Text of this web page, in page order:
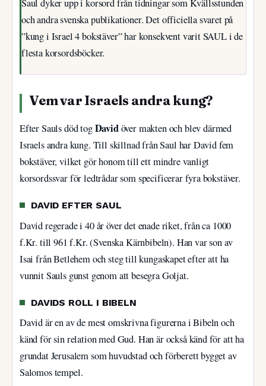
Saul dyker upp i korsord från tidningar som Kvällsstunden
och andra svenska publikationer. Det officiella svaret på
”kung i Israel 4 bokstäver” har konsekvent varit SAUL i de
flesta korsordsböcker.
Vem var Israels andra kung?
Efter Sauls död togDavidöver makten och blev därmed
Israels andra kung. Till skillnad från Saul har David fem
bokstäver, vilket gör honom till ett mindre vanligt
korsordssvar för ledtrådar som specificerar fyra bokstäver.
DAVID EFTER SAUL
David regerade i 40 år över det enade riket, från ca 1000
f.Kr. till 961 f.Kr. (Svenska Kärnbibeln). Han var son av
Isai från Betlehem och steg till kungaskapet efter att ha
vunnit Sauls gunst genom att besegra Goljat.
DAVIDS ROLL I BIBELN
David är en av de mest omskrivna figurerna i Bibeln och
känd för sin relation med Gud. Han är också känd för att ha
grundat Jerusalem som huvudstad och förberett bygget av
Salomos tempel.